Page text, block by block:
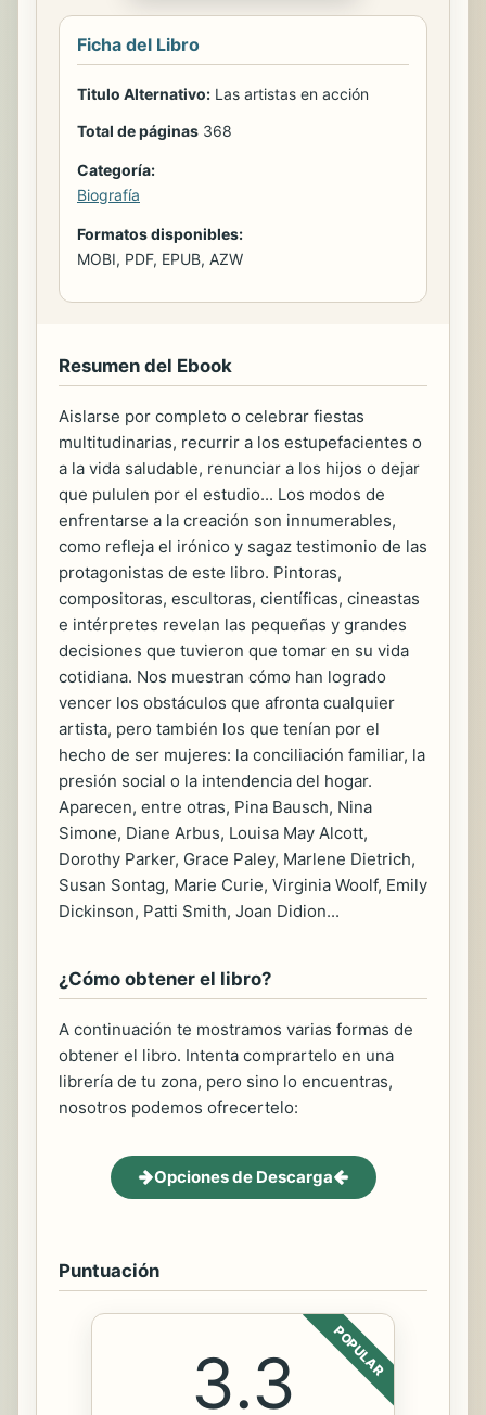
Ficha del Libro
Titulo Alternativo: Las artistas en acción
Total de páginas 368
Categoría:
Biografía
Formatos disponibles:
MOBI, PDF, EPUB, AZW
Resumen del Ebook
Aislarse por completo o celebrar fiestas
multitudinarias, recurrir a los estupefacientes o
a la vida saludable, renunciar a los hijos o dejar
que pululen por el estudio... Los modos de
enfrentarse a la creación son innumerables,
como refleja el irónico y sagaz testimonio de las
protagonistas de este libro. Pintoras,
compositoras, escultoras, científicas, cineastas
e intérpretes revelan las pequeñas y grandes
decisiones que tuvieron que tomar en su vida
cotidiana. Nos muestran cómo han logrado
vencer los obstáculos que afronta cualquier
artista, pero también los que tenían por el
hecho de ser mujeres: la conciliación familiar, la
presión social o la intendencia del hogar.
Aparecen, entre otras, Pina Bausch, Nina
Simone, Diane Arbus, Louisa May Alcott,
Dorothy Parker, Grace Paley, Marlene Dietrich,
Susan Sontag, Marie Curie, Virginia Woolf, Emily
Dickinson, Patti Smith, Joan Didion...
¿Cómo obtener el libro?
A continuación te mostramos varias formas de
obtener el libro. Intenta comprartelo en una
librería de tu zona, pero sino lo encuentras,
nosotros podemos ofrecertelo:
Opciones de Descarga
Puntuación
POPULAR
3.3